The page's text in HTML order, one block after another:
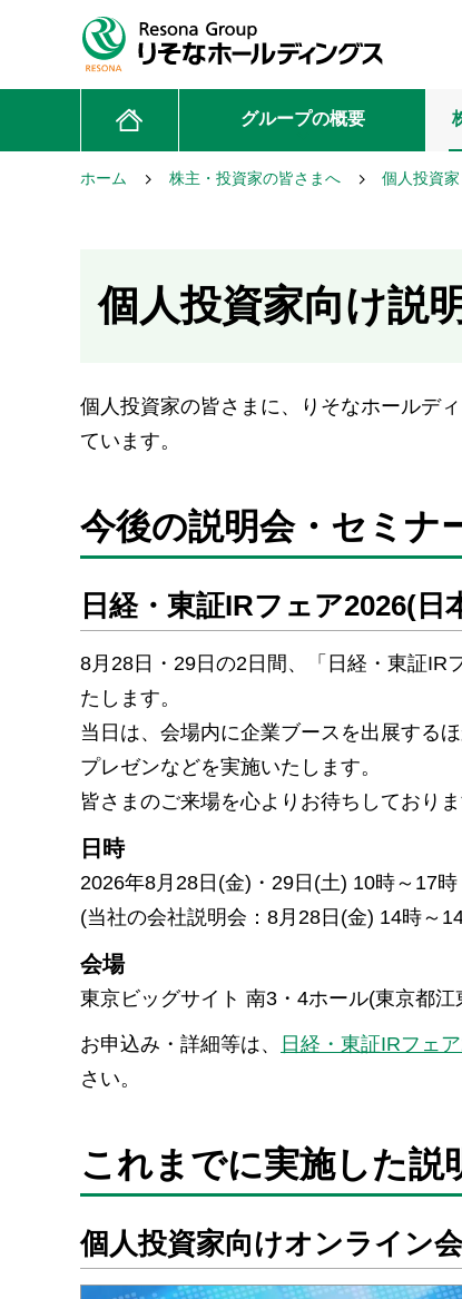
グループの概要
ホーム 株主・投資家の皆さまへ 個人投資
個人投資家向け説
個人投資家の皆さまに、りそなホールデ
ています。
今後の説明会・セミナ
日経・東証IRフェア2026(
8月28日・29日の2日間、「日経・東証IR
たします。
当日は、会場内に企業ブースを出展する
プレゼンなどを実施いたします。
皆さまのご来場を心よりお待ちしておりま
日時
2026年8月28日(金)・29日(土) 10時～17時
(当社の会社説明会：8月28日(金) 14時～
会場
東京ビッグサイト 南3・4ホール(東京都江
お申込み・詳細等は、 日経・東証IRフェ
さい。
これまでに実施した説
個人投資家向けオンライン